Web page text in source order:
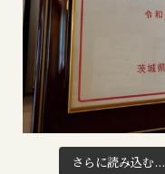
さらに読み込む...